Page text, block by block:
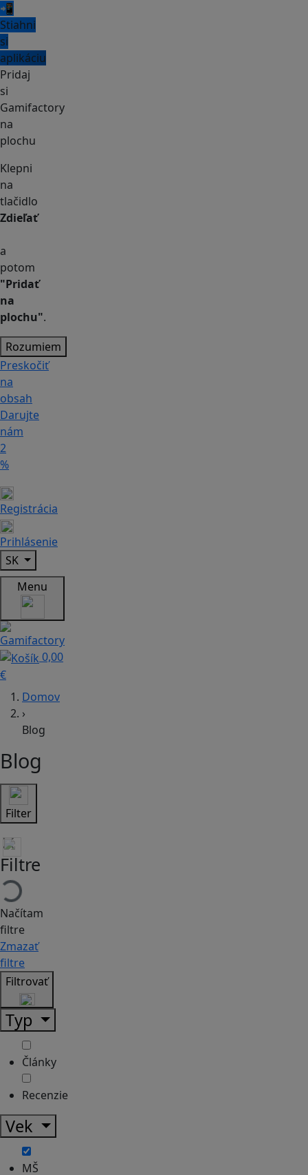
📲
Stiahni
si
aplikáciu
Pridaj
si
Gamifactory
na
plochu
Klepni
na
tlačidlo
Zdieľať
a
potom
"Pridať
na
plochu".
Rozumiem
Preskočiť
na
obsah
Darujte
nám
2
%
Registrácia
Prihlásenie
SK
Menu
0,00
€
Domov
›
Blog
Blog
Filter
Filtre
Načítam
filtre
Zmazať
filtre
Filtrovať
Typ
Články
Recenzie
Vek
MŠ